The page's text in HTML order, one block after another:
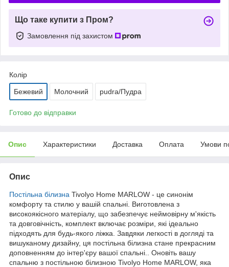
Що таке купити з Пром?
Замовлення під захистом
Колір
Бежевий Молочний pudra/Пудра
Готово до відправки
Опис Характеристики Доставка Оплата Умови
Опис
Постільна білизна Tivolyo Home MARLOW - це синонім
комфорту та стилю у вашій спальні. Виготовлена з
високоякісного матеріалу, що забезпечує неймовірну м'якість
та довговічність, комплект включає розміри, які ідеально
підходять для будь-якого ліжка. Завдяки легкості в догляді та
вишуканому дизайну, ця постільна білизна стане прекрасним
доповненням до інтер'єру вашої спальні.. Оновіть вашу
спальню з постільною білизною Tivolyo Home MARLOW, яка